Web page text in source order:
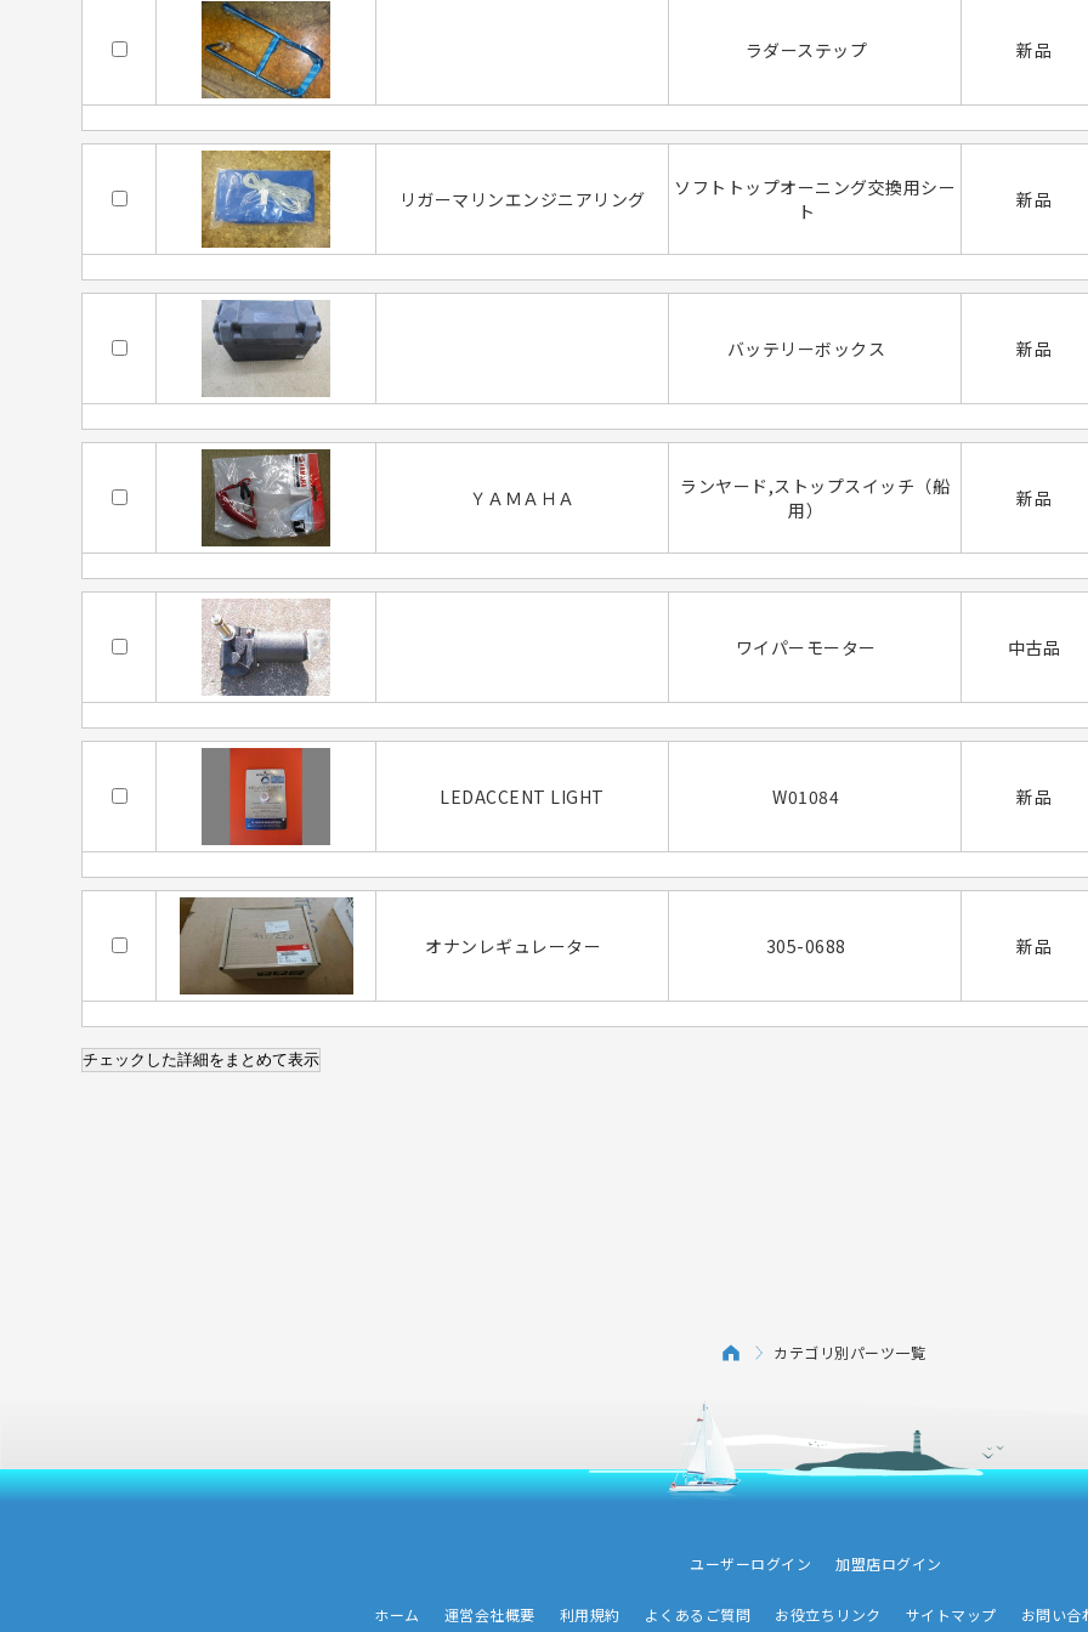
ラダーステップ 新品
リガーマリンエンジニアリング
ソフトトップオーニング交換用シー
ト
新品
バッテリーボックス 新品
ＹＡＭＡＨＡ
ランヤード,ストップスイッチ（船
用）
新品
ワイパーモーター 中古品
LEDACCENT LIGHT W01084 新品
オナンレギュレーター 305-0688 新品
チェックした詳細をまとめて表示
カテゴリ別パーツ一覧
ユーザーログイン 加盟店ログイン
ホーム 運営会社概要 利用規約 よくあるご質問 お役立ちリンク サイトマップ お問い合